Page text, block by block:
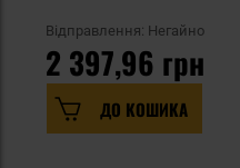
Відправлення: Негайно
2 397,96 грн
ДО КОШИКА